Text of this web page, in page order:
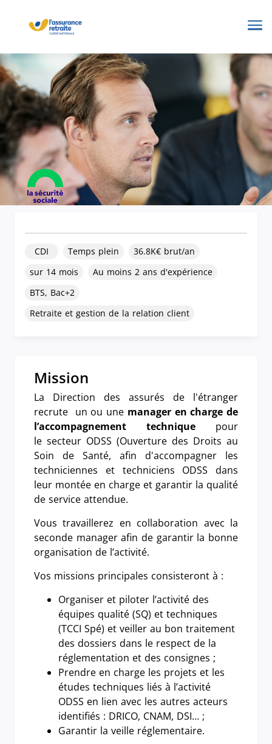
CDI Temps plein
36.8K€ brut/an
sur 14 mois
Au moins 2 ans d'expérience
BTS, Bac+2
Retraite et gestion de la relation client
Mission
La Direction des assurés de l'étranger
recrute un ou une manager en charge de
l’accompagnement technique pour
le secteur ODSS (Ouverture des Droits au
Soin de Santé, afin d'accompagner les
techniciennes et techniciens ODSS dans
leur montée en charge et garantir la qualité
de service attendue.
Vous travaillerez en collaboration avec la
seconde manager afin de garantir la bonne
organisation de l’activité.
Vos missions principales consisteront à :
Organiser et piloter l’activité des
équipes qualité (SQ) et techniques
(TCCI Spé) et veiller au bon traitement
des dossiers dans le respect de la
réglementation et des consignes ;
Prendre en charge les projets et les
études techniques liés à l’activité
ODSS en lien avec les autres acteurs
identifiés : DRICO, CNAM, DSI… ;
Garantir la veille réglementaire.